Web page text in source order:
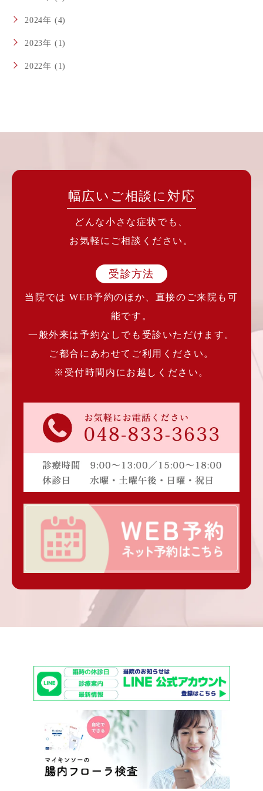
2024年 (4)
2023年 (1)
2022年 (1)
幅広いご相談に対応
どんな小さな症状でも、
お気軽にご相談ください。
受診方法
当院では WEB予約のほか、直接のご来院も可
能です。
一般外来は予約なしでも受診いただけます。
ご都合にあわせてご利用ください。
※受付時間内にお越しください。